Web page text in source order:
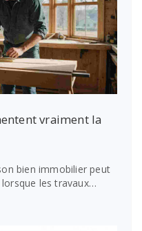
vraiment la
bien immobilier peut
les travaux…